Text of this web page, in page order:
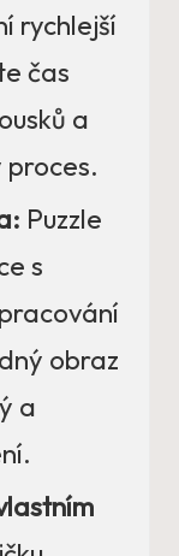
rychlejší
čas
a
proces.
Puzzle
s
obraz
a